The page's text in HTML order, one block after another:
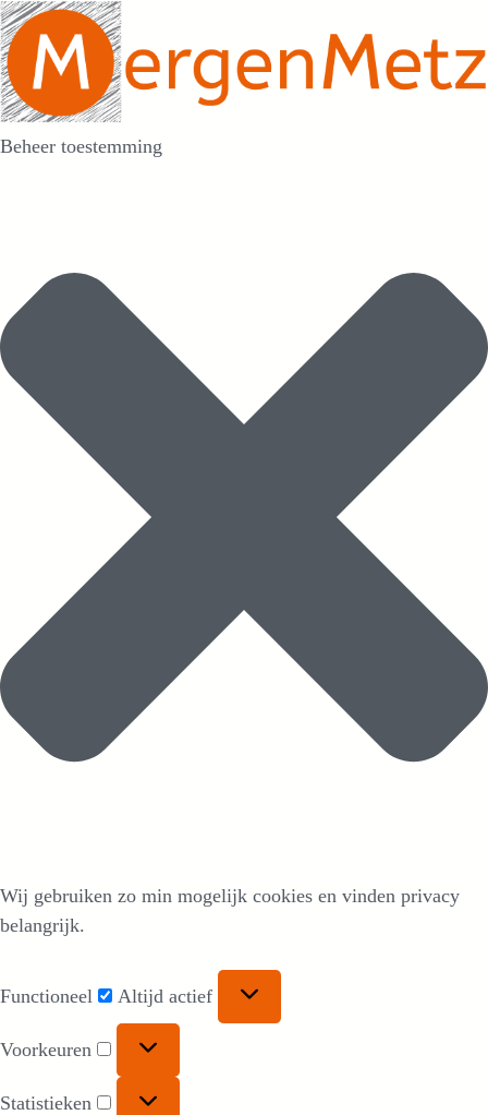
Beheer toestemming
Wij gebruiken zo min mogelijk cookies en vinden privacy
belangrijk.
Functioneel Altijd actief
Voorkeuren
Voorkeuren
Statistieken
Statistieken